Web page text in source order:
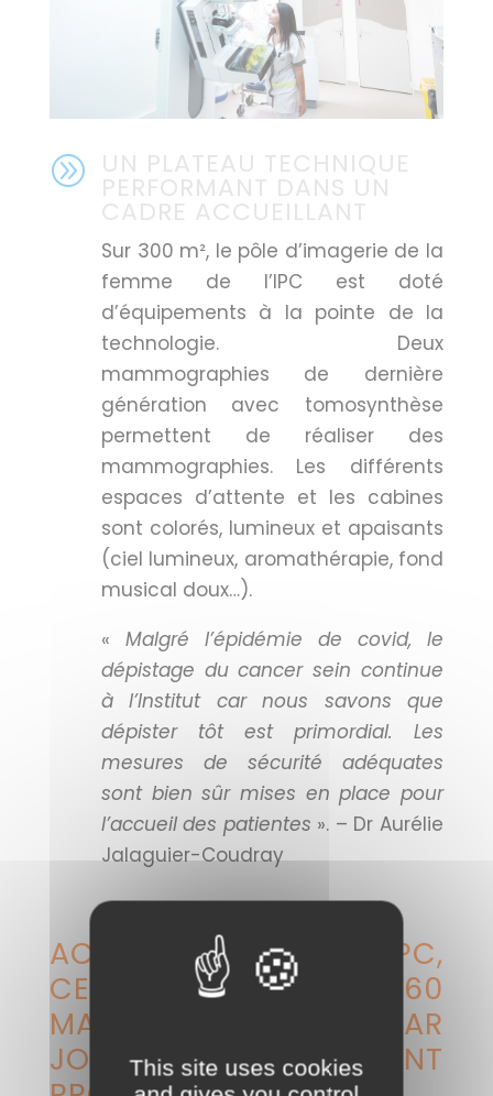
A UN PLATEAU TECHNIQUE
PERFORMANT DANS UN
CADRE ACCUEILLANT
Sur 300 m², le pôle d’imagerie de la
femme de l’IPC est doté
d’équipements à la pointe de la
technologie. Deux
mammographies de dernière
génération avec tomosynthèse
permettent de réaliser des
mammographies. Les différents
espaces d’attente et les cabines
sont colorés, lumineux et apaisants
(ciel lumineux, aromathérapie, fond
musical doux…).
« Malgré l’épidémie de covid, le
dépistage du cancer sein continue
à l’Institut car nous savons que
dépister tôt est primordial. Les
mesures de sécurité adéquates
sont bien sûr mises en place pour
l’accueil des patientes ». – Dr Aurélie
Jalaguier-Coudray
ACTUELLEMENT, À L’IPC,
CE SONT PLUS DE 60
MAMMOGRAPHIES PAR
JOUR QUI SONT
This site uses cookies